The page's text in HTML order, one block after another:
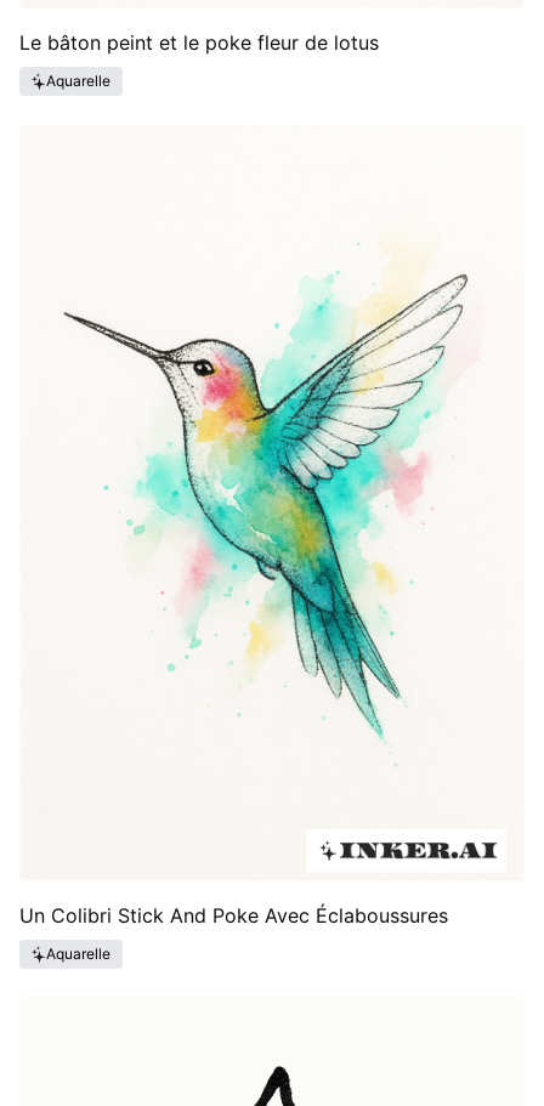
Le bâton peint et le poke fleur de lotus
Aquarelle
Un Colibri Stick And Poke Avec Éclaboussures
Aquarelle